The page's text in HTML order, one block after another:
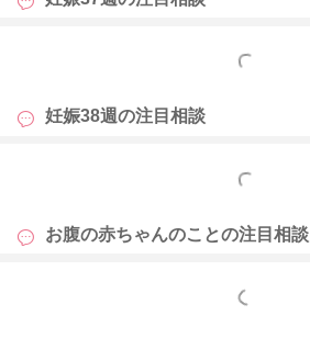
もっと見る
妊娠38週の注目相談
もっと見る
お腹の赤ちゃんのことの注目相談
もっと見る